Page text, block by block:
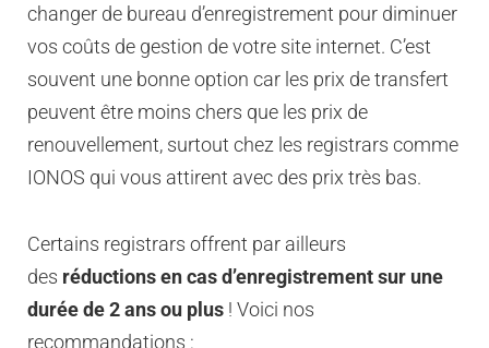
changer de bureau d’enregistrement pour diminuer
vos coûts de gestion de votre site internet. C’est
souvent une bonne option car les prix de transfert
peuvent être moins chers que les prix de
renouvellement, surtout chez les registrars comme
IONOS qui vous attirent avec des prix très bas.
Certains registrars offrent par ailleurs
des réductions en cas d’enregistrement sur une
durée de 2 ans ou plus ! Voici nos
recommandations :